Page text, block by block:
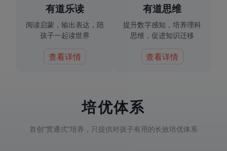
有道乐读
阅读启蒙，输出表达，陪
孩子一起读世界
查看详情
有道思维
提升数字感知，培养理科
思维，促进知识迁移
查看详情
培优体系
首创“贯通式”培养，只提供对孩子有用的长效培优体系